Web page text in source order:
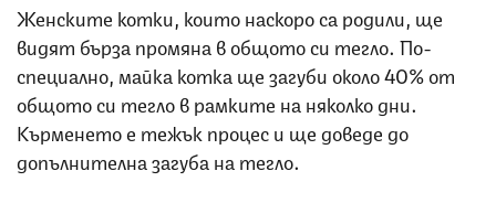
Женските котки, които наскоро са родили, ще
видят бърза промяна в общото си тегло. По-
специално, майка котка ще загуби около 40% от
общото си тегло в рамките на няколко дни.
Кърменето е тежък процес и ще доведе до
допълнителна загуба на тегло.